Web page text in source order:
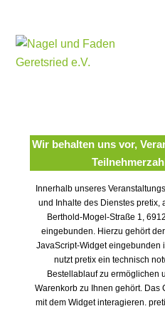
Wir behalten uns vor,
Innerhalb unseres
und Inhalte des Dienstes pretix,
Berthold-Mogel-Straße 1,
eingebunden. Hierzu gehört
JavaScript-Widget eingebunden
nutzt pretix ein technisch
Bestellablauf zu ermöglichen
Warenkorb zu Ihnen gehört. Das
mit dem Widget interagieren.